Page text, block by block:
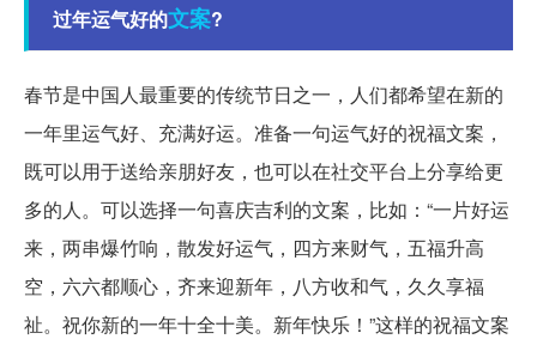
过年运气好的文案?
春节是中国人最重要的传统节日之一，人们都希望在新的
一年里运气好、充满好运。准备一句运气好的祝福文案，
既可以用于送给亲朋好友，也可以在社交平台上分享给更
多的人。可以选择一句喜庆吉利的文案，比如：“一片好运
来，两串爆竹响，散发好运气，四方来财气，五福升高
空，六六都顺心，齐来迎新年，八方收和气，久久享福
祉。祝你新的一年十全十美。新年快乐！”这样的祝福文案